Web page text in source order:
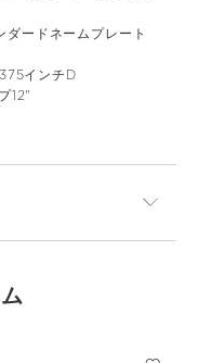
ダードネームプレート
インチD
12"